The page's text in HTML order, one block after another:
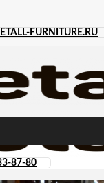
FURNITURE.RU
87-80